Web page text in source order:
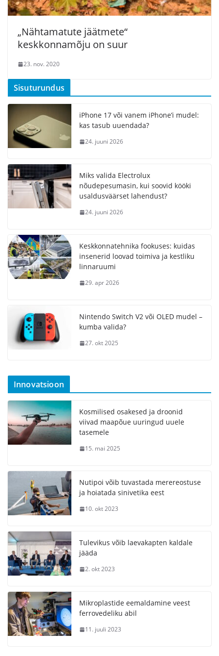
„Nähtamatute jäätmete“
keskkonnamõju on suur
23. nov. 2020
Sisuturundus
iPhone 17 või vanem iPhone’i mudel:
kas tasub uuendada?
24. juuni 2026
Miks valida Electrolux
nõudepesumasin, kui soovid kööki
usaldusväärset lahendust?
24. juuni 2026
Keskkonnatehnika fookuses: kuidas
insenerid loovad toimiva ja kestliku
linnaruumi
29. apr 2026
Nintendo Switch V2 või OLED mudel –
kumba valida?
27. okt 2025
Innovatsioon
Kosmilised osakesed ja droonid
viivad maapõue uuringud uuele
tasemele
15. mai 2025
Nutipoi võib tuvastada merereostuse
ja hoiatada sinivetika eest
10. okt 2023
Tulevikus võib laevakapten kaldale
jääda
2. okt 2023
Mikroplastide eemaldamine veest
ferrovedeliku abil
11. juuli 2023